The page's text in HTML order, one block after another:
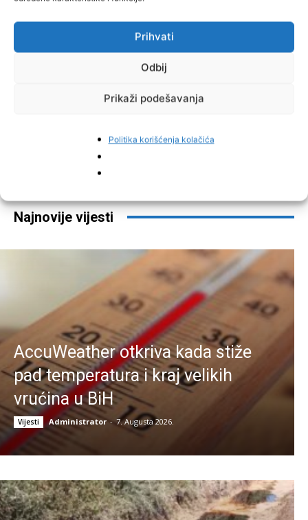
Prihvati
Odbij
Prikaži podešavanja
Politika korišćenja kolačića
Pinterest
Najnovije vijesti
AccuWeather otkriva kada stiže
pad temperatura i kraj velikih
vrućina u BiH
Vijesti Administrator - 7. Augusta 2026.